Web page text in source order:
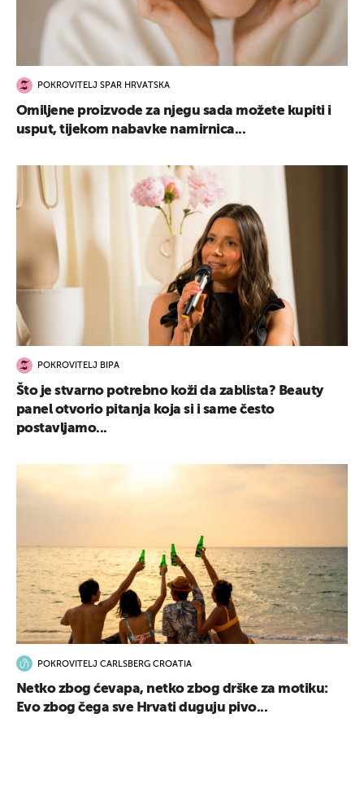
POKROVITELJ SPAR HRVATSKA
Omiljene proizvode za njegu sada možete kupiti i
usput, tijekom nabavke namirnica...
POKROVITELJ BIPA
Što je stvarno potrebno koži da zablista? Beauty
panel otvorio pitanja koja si i same često
postavljamo...
POKROVITELJ CARLSBERG CROATIA
Netko zbog ćevapa, netko zbog drške za motiku:
Evo zbog čega sve Hrvati duguju pivo...